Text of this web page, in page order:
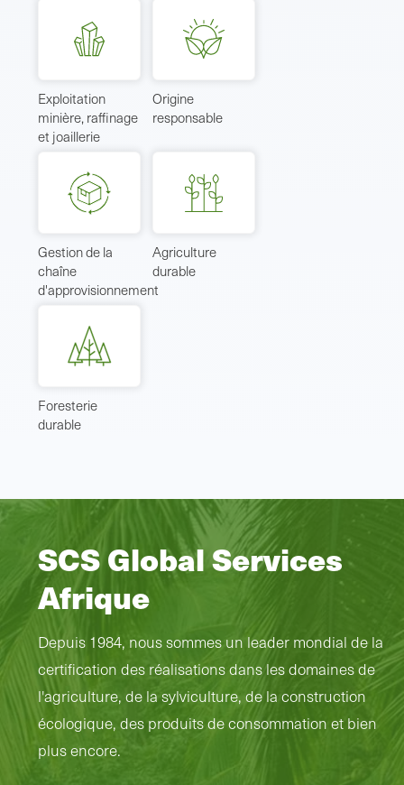
Exploitation
minière, raffinage
et joaillerie
Origine
responsable
Gestion de la
chaîne
d'approvisionnement
Agriculture
durable
Foresterie
durable
SCS Global Services
Afrique
Depuis 1984, nous sommes un leader mondial de la
certification des réalisations dans les domaines de
l'agriculture, de la sylviculture, de la construction
écologique, des produits de consommation et bien
plus encore.